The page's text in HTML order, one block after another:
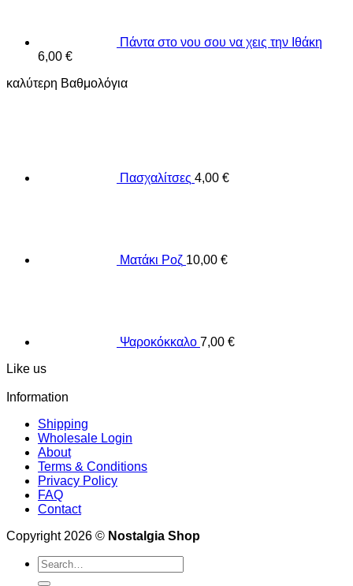
Πάντα στο νου σου να χεις την Ιθάκη
6,00 €
καλύτερη Βαθμολόγια
Πασχαλίτσες 4,00 €
Ματάκι Ροζ 10,00 €
Ψαροκόκκαλο 7,00 €
Like us
Information
Shipping
Wholesale Login
About
Terms & Conditions
Privacy Policy
FAQ
Contact
Copyright 2026 © Nostalgia Shop
Search
for: